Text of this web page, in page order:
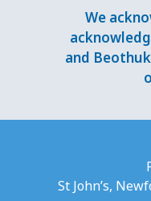
We
and
St John’s,